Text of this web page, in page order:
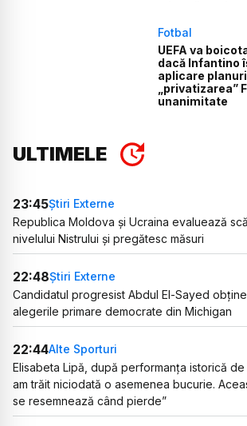
Fotbal
UEFA va
dacă Infantino
aplicare
„privatizarea”
unanimitate
ULTIMELE
23:45Știri Externe
Republica Moldova și Ucraina evaluează
nivelului Nistrului și pregătesc măsuri
22:48Știri Externe
Candidatul progresist Abdul El-Sayed
alegerile primare democrate din Michigan
22:44Alte Sporturi
Elisabeta Lipă, după performanța istorică de
am trăit niciodată o asemenea bucurie.
se resemnează când pierde”